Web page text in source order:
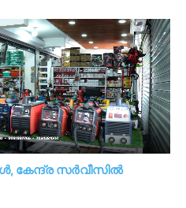
കേന്ദ്ര സർവീസിൽ